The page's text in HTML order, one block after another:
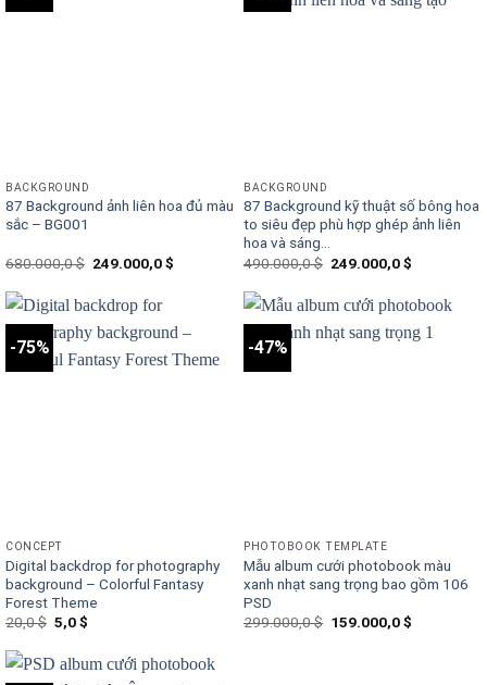
BACKGROUND
87 Background ảnh liên hoa đủ màu
sắc – BG001
680.000,0$ Original
680.000,0 $.
249.000,0$
249.000,0 $.
BACKGROUND
87 Background kỹ thuật số bông hoa
to siêu đẹp phù hợp ghép ảnh liên
hoa và sáng...
490.000,0$ Original
490.000,0 $.
249.000,0$
249.000,0
-75%
CONCEPT
Digital backdrop for photography
background – Colorful Fantasy
Forest Theme
20,0$ Original
price
20,0 $.
5,0$
5,0 $.
-47%
PHOTOBOOK TEMPLATE
Mẫu album cưới photobook màu
xanh nhạt sang trọng bao gồm 106
PSD
299.000,0$ Original
159.000,0$